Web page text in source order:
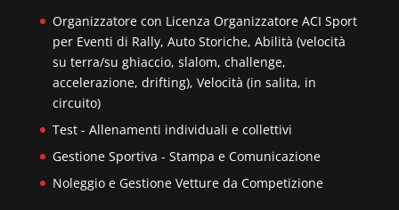
Organizzatore con Licenza Organizzatore ACI Sport
per Eventi di Rally, Auto Storiche, Abilità (velocità
su terra/su ghiaccio, slalom, challenge,
accelerazione, drifting), Velocità (in salita, in
circuito)
Test - Allenamenti individuali e collettivi
Gestione Sportiva - Stampa e Comunicazione
Noleggio e Gestione Vetture da Competizione